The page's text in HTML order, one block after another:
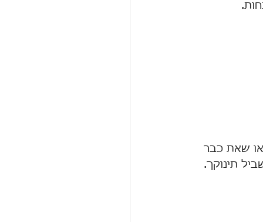
או שאת כבר
תינוקך.